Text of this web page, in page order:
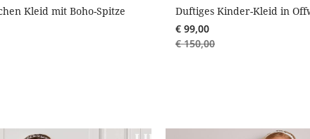
Kleid mit Boho-Spitze
Duftiges Kinder-Kleid in
€ 99,00
€ 150,00